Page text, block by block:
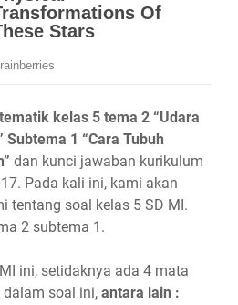
kelas 5 tema 2 “Udara
Subtema 1 “Cara Tubuh
dan kunci jawaban kurikulum
Pada kali ini, kami akan
tentang soal kelas 5 SD MI.
2 subtema 1.
ini, setidaknya ada 4 mata
soal ini, antara lain :